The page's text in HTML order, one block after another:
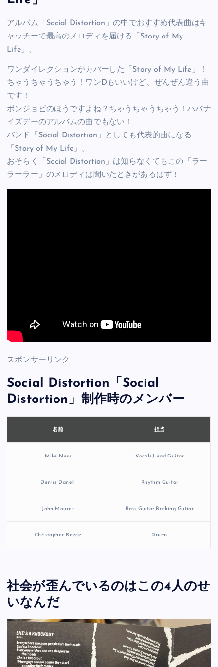
アルバム「Social Distortion」の中でおすすめ代表曲はキ
ャッチーで最高のメロディを届ける「Story of My
Life」。
ワンダイレクションがカバーした「Story of My Life」！
ちゃうちゃうちゃう！ワンDもいいけど、ぜんぜん違う曲
です！
ボンジョビのほうですよね？ちゃうちゃうちゃう！ハバナ
イズデーのアルバムの曲でもない！
バンド「Social Distortion」としても代表的曲になる
「Story of My Life」。
おそらく「Social Distortion」は知らなくてもこの「ラー
ラーラー」のメロディは聞いたときがあるはず！
スポンサーリンク
Social Distortion「Social
Distortion」制作時のメンバー
名前 担当
Mike Ness Vocals,Lead Guitar
Deniss Danell Rhythm Guitar
John Maurer Bass Guitar,Backing Gutiar
Christopher Reece Drums
社会が歪んでいるのはこの4人のせ
いなんだ